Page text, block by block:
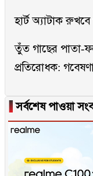
হার্ট অ্যাটাক
তুঁত গাছের পাতা-
প্রতিরোধক:
▐সর্বশেষ পাওয়া